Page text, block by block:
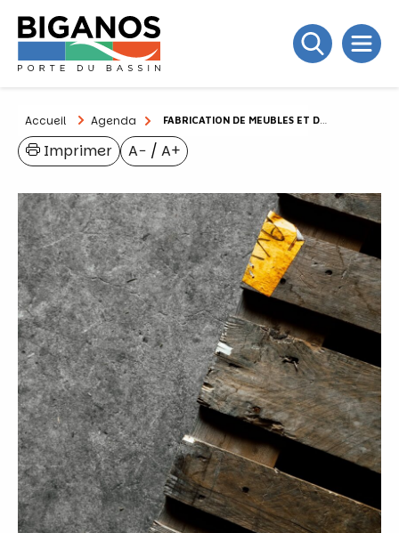
Accueil Agenda FABRICATION DE MEUBLES ET DE TOTEM
A− / A+
Imprimer